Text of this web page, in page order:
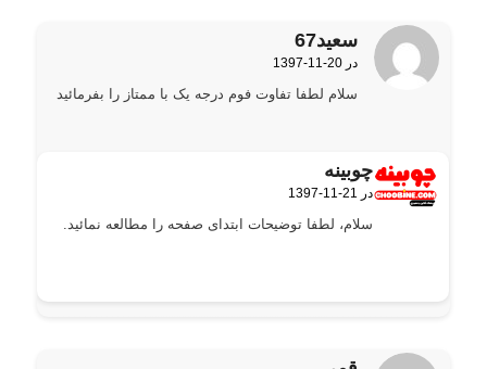
سعید67
گفته:1397-11-20 در
سلام لطفا تفاوت فوم درجه یک با ممتاز را بفرمائید
چوبینه
گفته:1397-11-21 در
سلام، لطفا توضیحات ابتدای صفحه را مطالعه نمائید.